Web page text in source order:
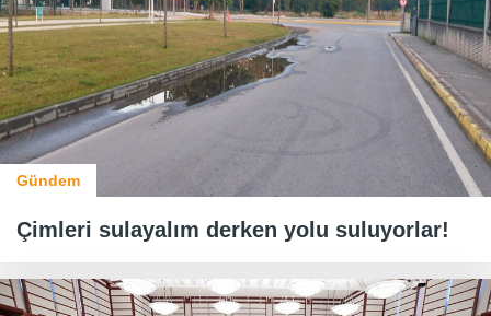
Gündem
Çimleri sulayalım derken yolu suluyorlar!